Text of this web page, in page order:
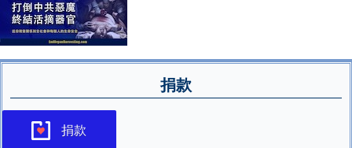
捐款
捐款